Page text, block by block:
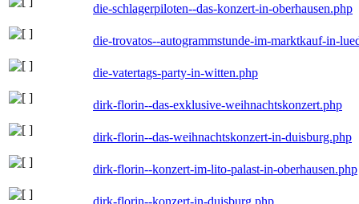
die-schlagerpiloten--das-konzert-in-oberhausen.php
die-trovatos--autogrammstunde-im-marktkauf-in-
die-vatertags-party-in-witten.php
dirk-florin--das-exklusive-weihnachtskonzert.php
dirk-florin--das-weihnachtskonzert-in-duisburg.php
dirk-florin--konzert-im-lito-palast-in-oberhausen.php
dirk-florin--konzert-in-duisburg.php